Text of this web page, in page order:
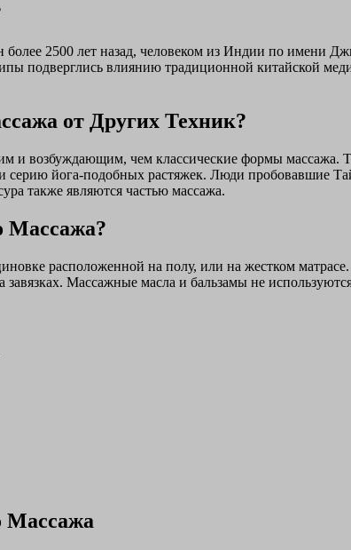
2500 лет назад, человеком из Индии по имени
подверглись влиянию традиционной китайской
от Других Техник?
и возбуждающим, чем классические формы
йога-подобных растяжек. Люди пробовавшие
также являются частью массажа.
Массажа?
расположенной на полу, или на жестком
Массажные масла и бальзамы не
Массажа